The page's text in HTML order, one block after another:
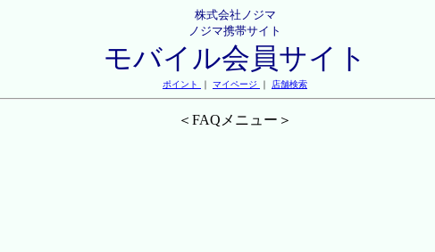
株式会社ノジマ
ノジマ携帯サイト
モバイル会員サイト
ポイント ｜ マイページ ｜ 店舗検索
＜FAQメニュー＞